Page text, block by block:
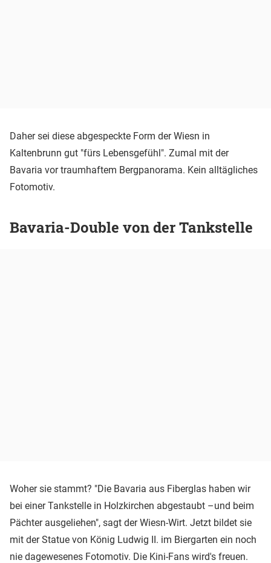
Daher sei diese abgespeckte Form der Wiesn in
Kaltenbrunn gut "fürs Lebensgefühl". Zumal mit der
Bavaria vor traumhaftem Bergpanorama. Kein alltägliches
Fotomotiv.
Bavaria-Double von der Tankstelle
Woher sie stammt? "Die Bavaria aus Fiberglas haben wir
bei einer Tankstelle in Holzkirchen abgestaubt –und beim
Pächter ausgeliehen", sagt der Wiesn-Wirt. Jetzt bildet sie
mit der Statue von König Ludwig II. im Biergarten ein noch
nie dagewesenes Fotomotiv. Die Kini-Fans wird's freuen.